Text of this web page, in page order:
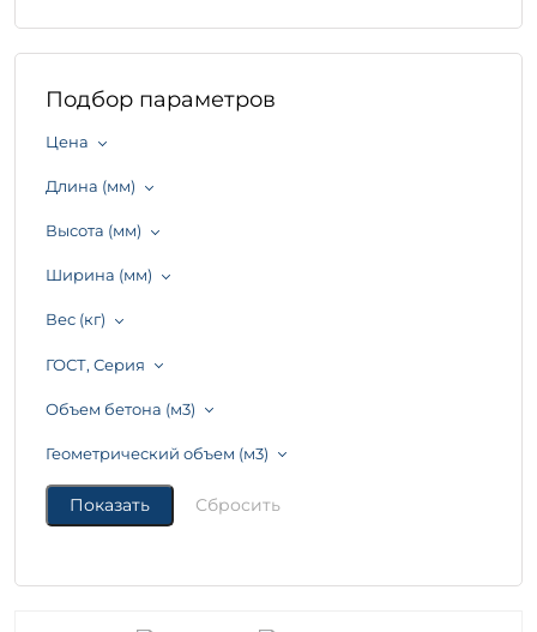
Подбор параметров
Цена
Длина (мм)
Высота (мм)
Ширина (мм)
Вес (кг)
ГОСТ, Серия
Объем бетона (м3)
Геометрический объем (м3)